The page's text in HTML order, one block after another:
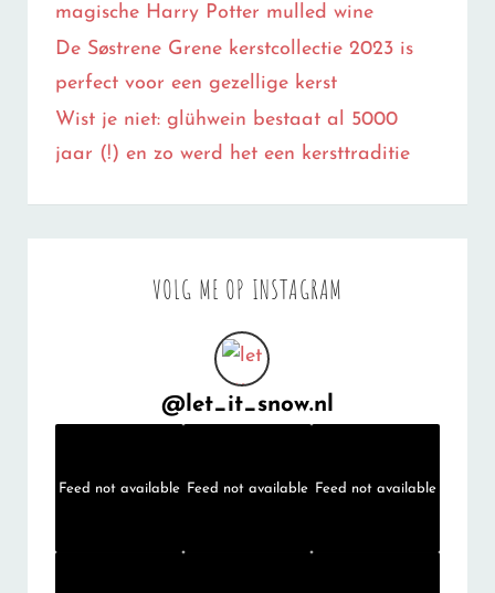
magische Harry Potter mulled wine
De Søstrene Grene kerstcollectie 2023 is
perfect voor een gezellige kerst
Wist je niet: glühwein bestaat al 5000
jaar (!) en zo werd het een kersttraditie
VOLG ME OP INSTAGRAM
@let_it_snow.nl
Feed not available Feed not available Feed not available